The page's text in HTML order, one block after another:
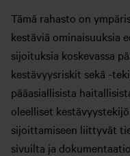
Tämä rahasto on
kestäviä ominaisuuksia
sijoituksia koskevassa
kestävyysriskit sekä -
pääasiallisista
oleelliset
sijoittamiseen liittyvät
sivuilta ja